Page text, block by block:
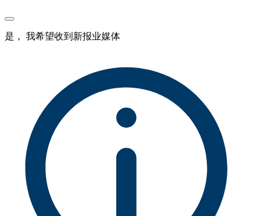
是， 我希望收到新报业媒体